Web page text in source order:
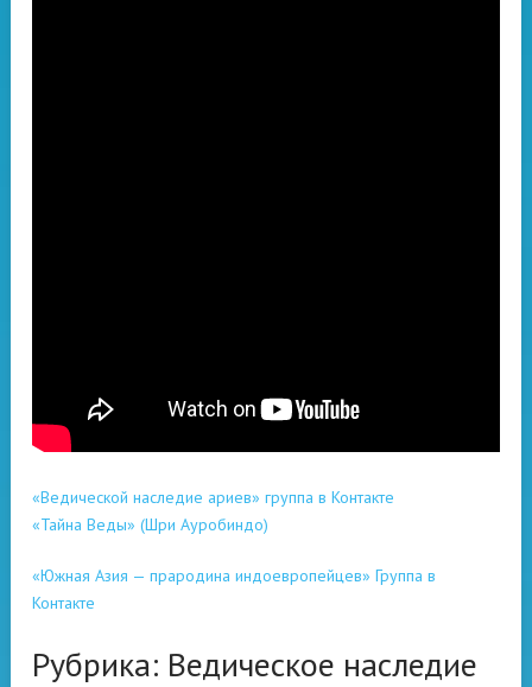
«Ведической наследие ариев» группа в Контакте
«Тайна Веды» (Шри Ауробиндо)
«Южная Азия — прародина индоевропейцев» Группа в
Контакте
Рубрика: Ведическое наследие